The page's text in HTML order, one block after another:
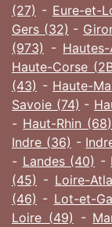
(27) - Eure-et-
Gers (32) -
(973) -
Haute-Corse
(43) - Haute-
Savoie (74) -
- Haut-Rhin (68)
Indre (36) -
- Landes (40) -
(45) - Loire-
(46) - Lot-et-
Loire (49) -